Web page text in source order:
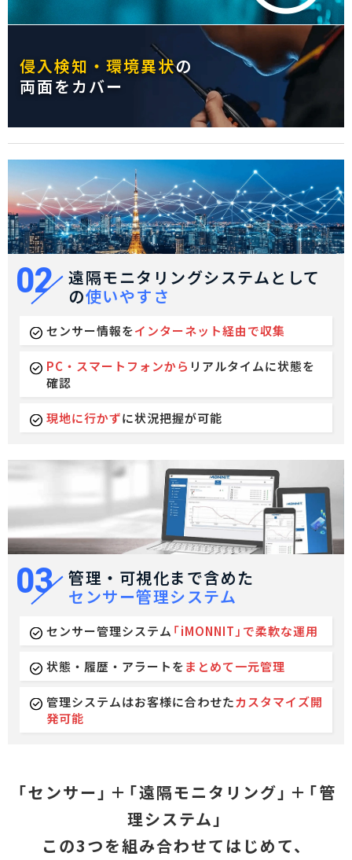
侵入検知・環境異状の
両面をカバー
02
遠隔モニタリングシステムとして
の使いやすさ
センサー情報をインターネット経由で収集
PC・スマートフォンから リアルタイムに状態を
確認
現地に行かずに状況把握が可能
03
管理・可視化まで含めた
センサー管理システム
センサー管理システム「iMONNIT 」で柔軟な運用
状態・履歴・アラートをまとめて一元管理
管理システムはお客様に合わせたカスタマイズ開
発可能
「センサー」＋「遠隔モニタリング」＋「管
理システム」
この3つを組み合わせてはじめて、